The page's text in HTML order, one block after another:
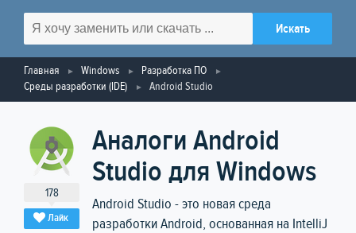
Главная Windows
Разработка ПО
Среды разработки (IDE)
Android Studio
178
Лайк
Аналоги Android
Studio для Windows
Android Studio - это новая среда
разработки Android, основанная на IntelliJ